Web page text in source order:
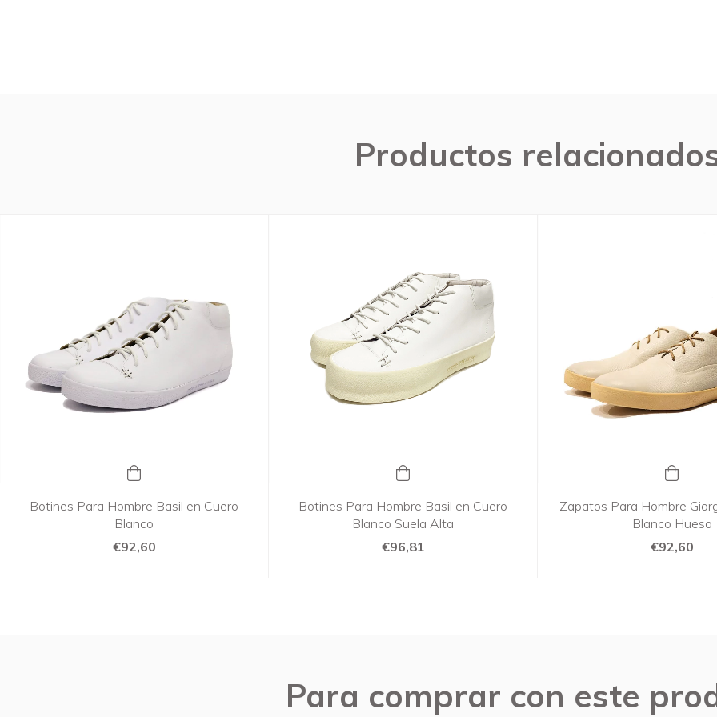
Productos
Botines Para Hombre Basil en Cuero
Blanco
€92,60
Botines Para Hombre Basil en Cuero
Blanco Suela Alta
€96,81
Zapatos Para Hombre
Blanco Hueso
€92,60
Para comprar con este